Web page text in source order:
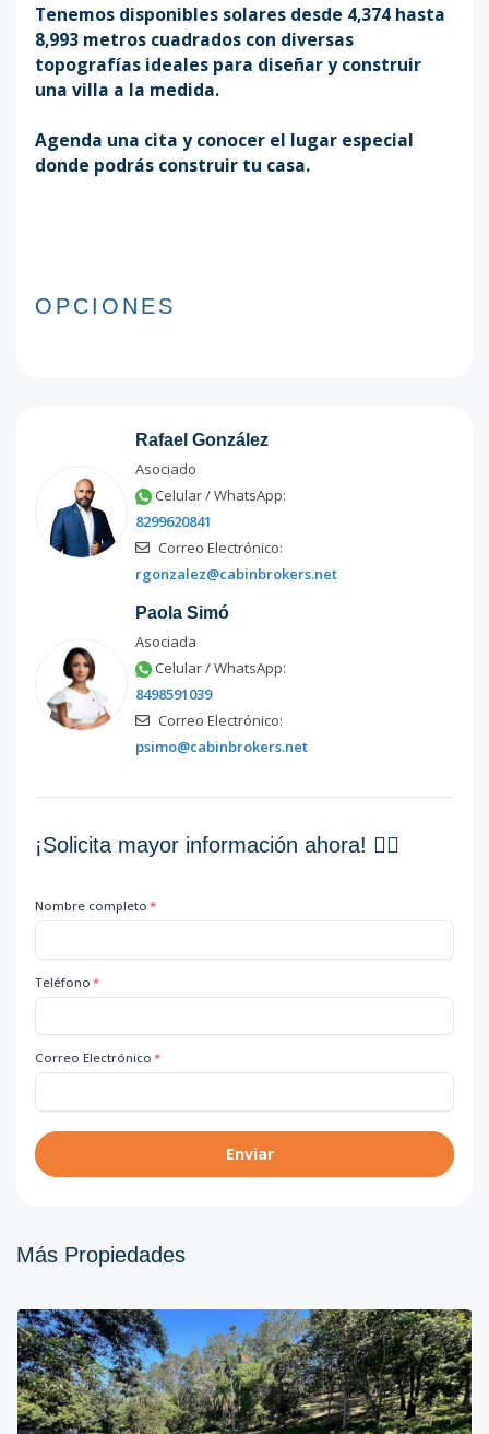
Tenemos disponibles solares desde 4,374 hasta
8,993 metros cuadrados con diversas
topografías ideales para diseñar y construir
una villa a la medida.
Agenda una cita y conocer el lugar especial
donde podrás construir tu casa.
OPCIONES
Rafael González
Asociado
Celular / WhatsApp:
8299620841
Correo Electrónico:
rgonzalez@cabinbrokers.net
Paola Simó
Asociada
Celular / WhatsApp:
8498591039
Correo Electrónico:
psimo@cabinbrokers.net
¡Solicita mayor información ahora! 👇🏽
Nombre completo *
Teléfono *
Correo Electrónico *
Enviar
Más Propiedades